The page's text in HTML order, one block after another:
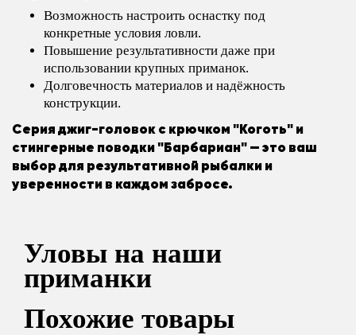
Возможность настроить оснастку под
конкретные условия ловли.
Повышение результативности даже при
использовании крупных приманок.
Долговечность материалов и надёжность
конструкции.
Серия джиг-головок с крючком "Коготь" и
стингерные поводки "Барбариан" — это ваш
выбор для результативной рыбалки и
уверенности в каждом забросе.
Уловы на наши
приманки
Похожие товары